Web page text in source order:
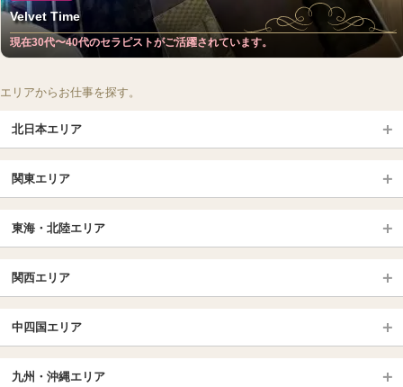
Velvet Time
現在30代〜40代のセラピストがご活躍されています。
エリアからお仕事を探す。
北日本エリア
北海道（札幌・旭川・函館）
青森
岩手 (盛岡・北上)
福島 (いわき・郡山)
山形
長野・松本・上田
群馬（伊勢崎・高崎・前橋）
関東エリア
大宮・浦和・川口
越谷・春日部
千葉TOP
松戸・柏
東海・北陸エリア
愛知（名古屋）
岐阜県
北陸
名古屋TOP
関西エリア
京都駅・伏見区
烏丸御池駅
四条烏丸・河原町・祇園四条
中四国エリア
九州・沖縄エリア